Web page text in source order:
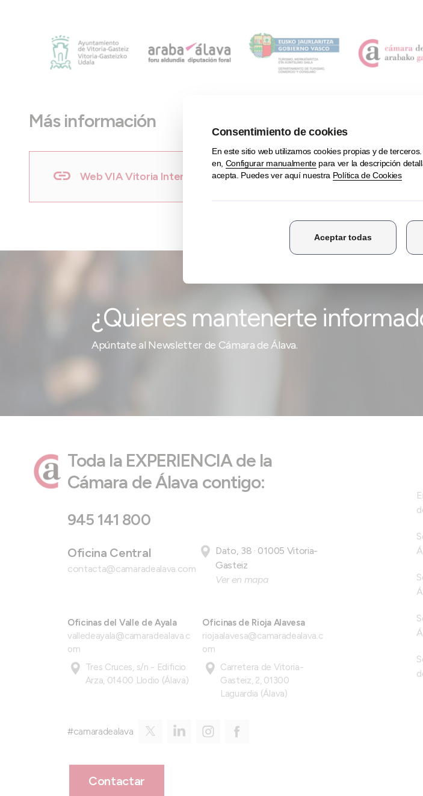
Más información
Web VIA Vitoria International Airport
¿Quieres mantenerte
Apúntate al Newsletter de Cámara de Álava.
Toda la EXPERIENCIA de la
Cámara de Álava contigo:
945 141 800
Oficina Central
contacta@camaradealava.com
Dato, 38 · 01005 Vitoria-
Gasteiz
Ver en mapa
Oficinas del Valle de Ayala
valledeayala@camaradealava.c
om
Tres Cruces, s/n - Edificio
Arza, 01400 Llodio (Álava)
Oficinas de Rioja Alavesa
riojaalavesa@camaradealava.c
om
Carretera de Vitoria-
Gasteiz, 2, 01300
Laguardia (Álava)
#camaradealava
Contactar